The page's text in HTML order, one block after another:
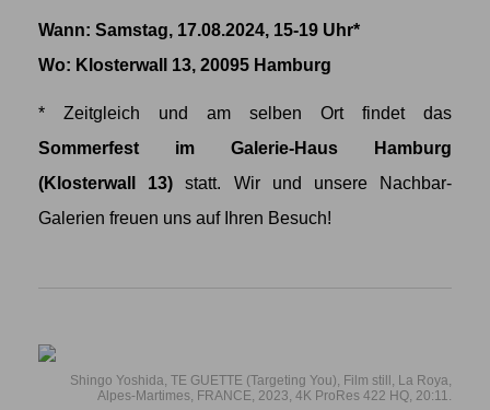
Wann: Samstag, 17.08.2024, 15-19 Uhr*
Wo: Klosterwall 13, 20095 Hamburg
* Zeitgleich und am selben Ort findet das
Sommerfest im Galerie-Haus Hamburg
(Klosterwall 13) statt. Wir und unsere Nachbar-
Galerien freuen uns auf Ihren Besuch!
Shingo Yoshida, TE GUETTE (Targeting You), Film still, La Roya,
Alpes-Martimes, FRANCE, 2023, 4K ProRes 422 HQ, 20:11.